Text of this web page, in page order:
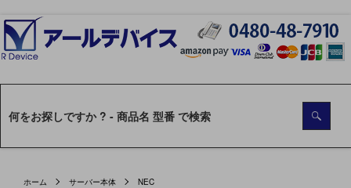
ホーム サーバー本体 NEC